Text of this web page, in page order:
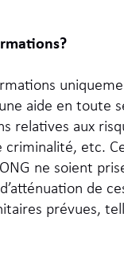
aide en toute
relatives aux
criminalité, etc.
ne soient
de
prévues,